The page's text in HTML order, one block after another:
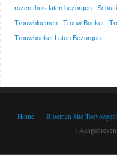
rozen thuis laten bezorgen
Trouwbloemen Trouw Boeket
Trouwboeket Laten Bezorgen
Home Bloemen Site Toevoegen!
|